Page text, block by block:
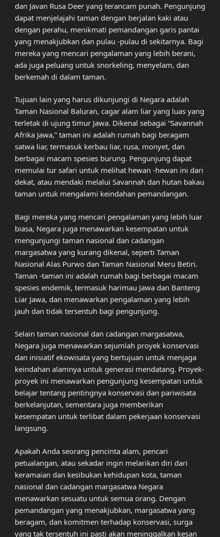
dan Javan Rusa Deer yang terancam punah. Pengunjung
dapat menjelajahi taman dengan berjalan kaki atau
dengan perahu, menikmati pemandangan garis pantai
yang menakjubkan dan pulau -pulau di sekitarnya. Bagi
mereka yang mencari pengalaman yang lebih berani,
ada juga peluang untuk snorkeling, menyelam, dan
berkemah di dalam taman.
Tujuan lain yang harus dikunjungi di Negara adalah
Taman Nasional Baluran, cagar alam liar yang luas yang
terletak di ujung timur Jawa. Dikenal sebagai “Savannah
Afrika Jawa,” taman ini adalah rumah bagi beragam
satwa liar, termasuk kerbau liar, rusa, monyet, dan
berbagai macam spesies burung. Pengunjung dapat
memulai tur safari untuk melihat hewan -hewan ini dari
dekat, atau mendaki melalui Savannah dan hutan bakau
taman untuk mengalami keindahan pemandangan.
Bagi mereka yang mencari pengalaman yang lebih luar
biasa, Negara juga menawarkan kesempatan untuk
mengunjungi taman nasional dan cadangan
margasatwa yang kurang dikenal, seperti Taman
Nasional Alas Purwo dan Taman Nasional Meru Betiri.
Taman -taman ini adalah rumah bagi berbagai macam
spesies endemik, termasuk harimau Jawa dan Banteng
Liar Jawa, dan menawarkan pengalaman yang lebih
jauh dan tidak tersentuh bagi pengunjung.
Selain taman nasional dan cadangan margasatwa,
Negara juga menawarkan sejumlah proyek konservasi
dan inisiatif ekowisata yang bertujuan untuk menjaga
keindahan alamnya untuk generasi mendatang. Proyek-
proyek ini menawarkan pengunjung kesempatan untuk
belajar tentang pentingnya konservasi dan pariwisata
berkelanjutan, sementara juga memberikan
kesempatan untuk terlibat dalam pekerjaan konservasi
langsung.
Apakah Anda seorang pencinta alam, pencari
petualangan, atau sekadar ingin melarikan diri dari
keramaian dan kesibukan kehidupan kota, taman
nasional dan cadangan margasatwa Negara
menawarkan sesuatu untuk semua orang. Dengan
pemandangan yang menakjubkan, margasatwa yang
beragam, dan komitmen terhadap konservasi, surga
yang tak tersentuh ini pasti akan meninggalkan kesan